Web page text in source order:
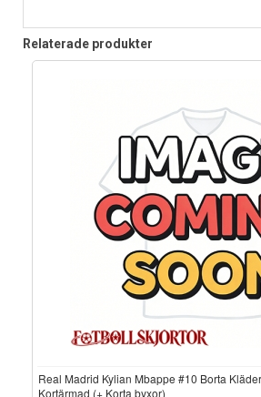
Relaterade produkter
Real Madrid Kylian Mbappe #10 Borta
Kortärmad (+ Korta byxor)